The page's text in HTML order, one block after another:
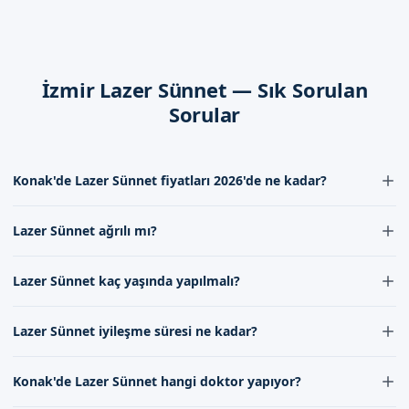
İzmir Konak'de Sizi Bekliyoruz
bize ulaşarak daha detailed bilgi alabilirsiniz. Randevu
İzmir Lazer Sünnet — Sık Sorulan
Sorular
Konak'de Lazer Sünnet fiyatları 2026'de ne kadar?
birlikte, generally uygun fiyatlarla sunulmaktadır. Detaylı bilgi için
Lazer Sünnet ağrılı mı?
şekilde gerçekleştirilir. İşlem sırasında ve sonrasında minimal
Lazer Sünnet kaç yaşında yapılmalı?
uygulanır, ancak bu durum her child için farklı olabilir.
belirleyebilirsiniz.
Lazer Sünnet iyileşme süresi ne kadar?
arasında değişir. Bu süre zarfında doktorumuzun tavsiyelerine
Konak'de Lazer Sünnet hangi doktor yapıyor?